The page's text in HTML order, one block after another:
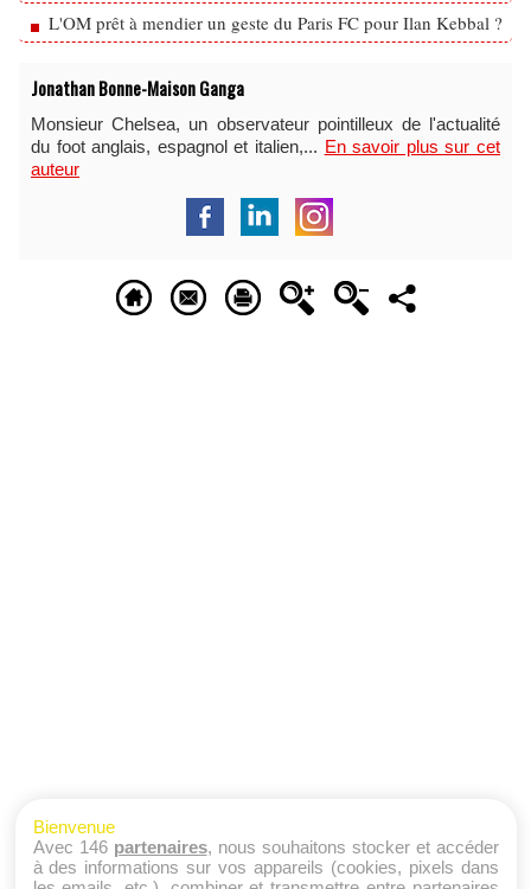
L'OM prêt à mendier un geste du Paris FC pour Ilan Kebbal ?
Jonathan Bonne-Maison Ganga
Monsieur Chelsea, un observateur pointilleux de l'actualité
du foot anglais, espagnol et italien,... En savoir plus sur cet
auteur
Bienvenue
Avec 146 partenaires, nous souhaitons stocker et accéder
à des informations sur vos appareils (cookies, pixels dans